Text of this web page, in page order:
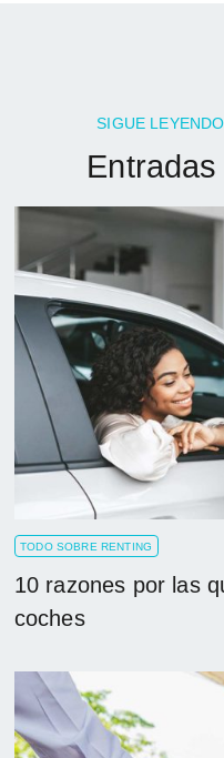
SIGUE
TODO SOBRE RENTING
10 razones por las
coches